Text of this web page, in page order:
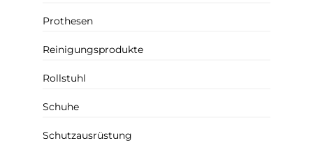
Prothesen
Reinigungsprodukte
Rollstuhl
Schuhe
Schutzausrüstung